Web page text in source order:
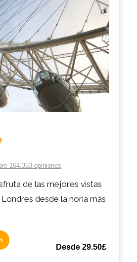
164.353 opiniones
de las mejores vistas
desde la noria más
Desde 29.50£